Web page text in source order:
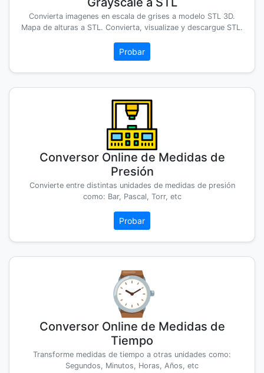
Convierta imagenes en escala de grises a modelo STL 3D.
Mapa de alturas a STL. Convierta, visualizae y descargue STL.
Probar
Conversor Online de Medidas de
Presión
Convierte entre distintas unidades de medidas de presión
como: Bar, Pascal, Torr, etc
Probar
Conversor Online de Medidas de
Tiempo
Transforme medidas de tiempo a otras unidades como:
Segundos, Minutos, Horas, Años, etc